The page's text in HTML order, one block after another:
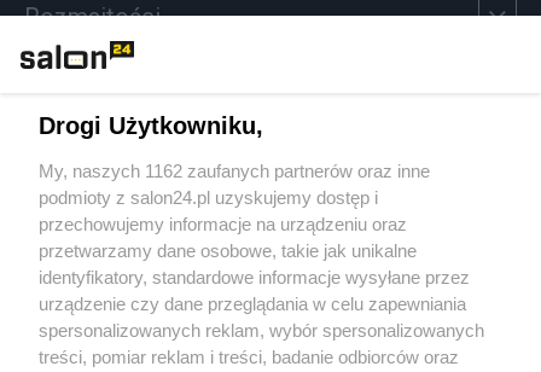
Rozmaitości
Sport
Społeczeństwo
Kultura
Drogi Użytkowniku,
My, naszych 1162 zaufanych partnerów oraz inne
podmioty z salon24.pl uzyskujemy dostęp i
przechowujemy informacje na urządzeniu oraz
przetwarzamy dane osobowe, takie jak unikalne
identyfikatory, standardowe informacje wysyłane przez
urządzenie czy dane przeglądania w celu zapewniania
spersonalizowanych reklam, wybór spersonalizowanych
treści, pomiar reklam i treści, badanie odbiorców oraz